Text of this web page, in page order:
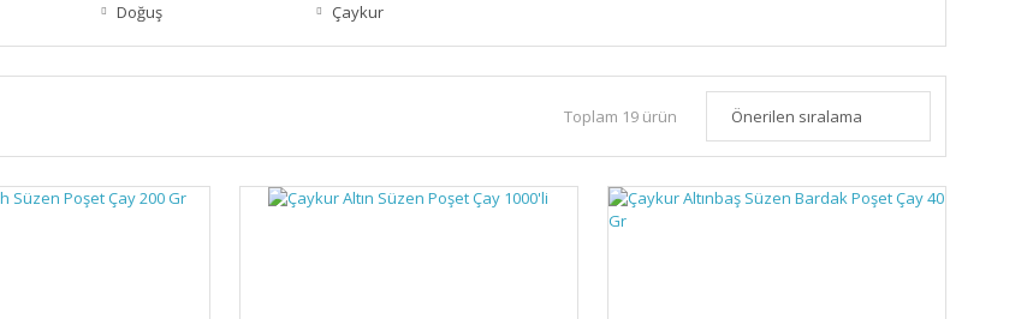
Doğuş Çaykur
Toplam 19 ürün